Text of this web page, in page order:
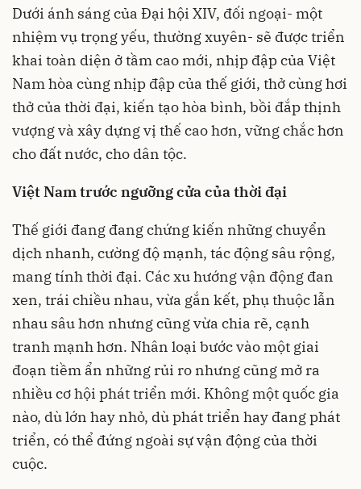
Dưới ánh sáng của Đại hội XIV, đối ngoại- một
nhiệm vụ trọng yếu, thường xuyên- sẽ được triển
khai toàn diện ở tầm cao mới, nhịp đập của Việt
Nam hòa cùng nhịp đập của thế giới, thở cùng hơi
thở của thời đại, kiến tạo hòa bình, bồi đắp thịnh
vượng và xây dựng vị thế cao hơn, vững chắc hơn
cho đất nước, cho dân tộc.
Việt Nam trước ngưỡng cửa của thời đại
Thế giới đang đang chứng kiến những chuyển
dịch nhanh, cường độ mạnh, tác động sâu rộng,
mang tính thời đại. Các xu hướng vận động đan
xen, trái chiều nhau, vừa gắn kết, phụ thuộc lẫn
nhau sâu hơn nhưng cũng vừa chia rẽ, cạnh
tranh mạnh hơn. Nhân loại bước vào một giai
đoạn tiềm ẩn những rủi ro nhưng cũng mở ra
nhiều cơ hội phát triển mới. Không một quốc gia
nào, dù lớn hay nhỏ, dù phát triển hay đang phát
triển, có thể đứng ngoài sự vận động của thời
cuộc.